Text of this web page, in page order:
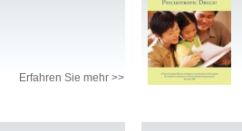
Erfahren Sie mehr >>